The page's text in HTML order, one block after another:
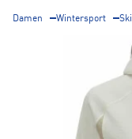
Damen Wintersport